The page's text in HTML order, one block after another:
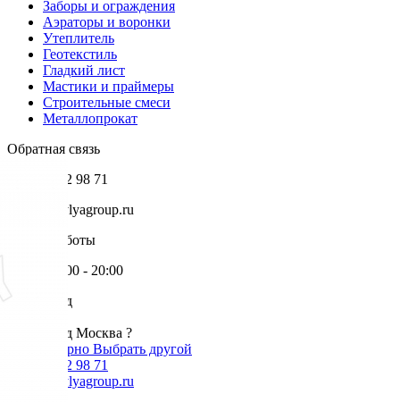
Заборы и ограждения
Аэраторы и воронки
Утеплитель
Геотекстиль
Гладкий лист
Мастики и праймеры
Строительные смеси
Металлопрокат
Обратная связь
+7 985 002 98 71
info@krovlyagroup.ru
Режим работы
Пн-Пт: 9:00 - 20:00
Ваш город
Ваш город Москва ?
Да, все верно Выбрать другой
+7 985 002 98 71
info@krovlyagroup.ru